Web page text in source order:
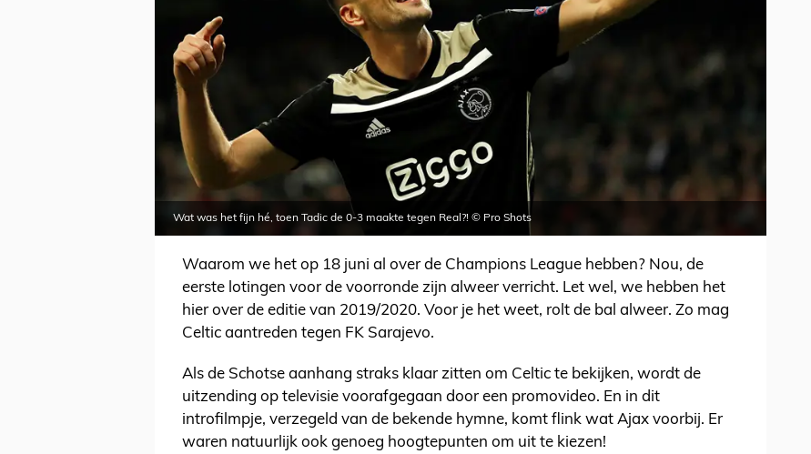
Wat was het fijn hé, toen Tadic de 0-3 maakte tegen Real?! © Pro Shots
Waarom we het op 18 juni al over de Champions League hebben? Nou, de
eerste lotingen voor de voorronde zijn alweer verricht. Let wel, we hebben het
hier over de editie van 2019/2020. Voor je het weet, rolt de bal alweer. Zo mag
Celtic aantreden tegen FK Sarajevo.
Als de Schotse aanhang straks klaar zitten om Celtic te bekijken, wordt de
uitzending op televisie voorafgegaan door een promovideo. En in dit
introfilmpje, verzegeld van de bekende hymne, komt flink wat Ajax voorbij. Er
waren natuurlijk ook genoeg hoogtepunten om uit te kiezen!